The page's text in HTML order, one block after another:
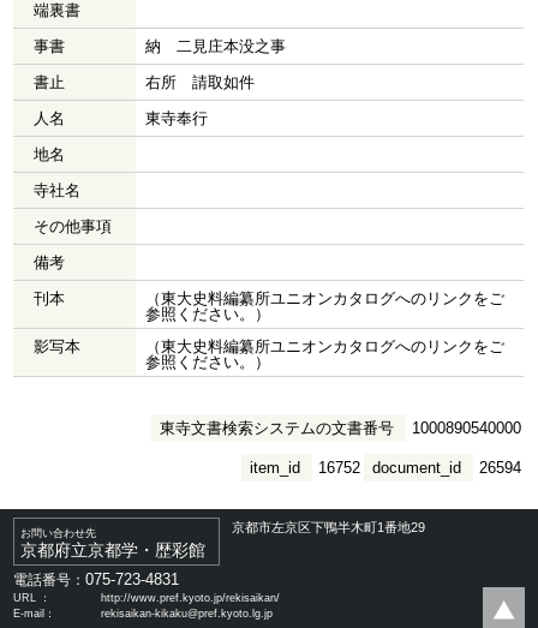
端裏書
事書
納 二見庄本没之事
書止
右所 請取如件
人名
東寺奉行
地名
寺社名
その他事項
備考
刊本
（東大史料編纂所ユニオンカタログへのリンクをご
参照ください。）
影写本
（東大史料編纂所ユニオンカタログへのリンクをご
参照ください。）
東寺文書検索システムの文書番号 1000890540000
document_id 26594
item_id 16752
お問い合わせ先
京都府立京都学・歴彩館
京都市左京区下鴨半木町1番地29
電話番号：075-723-4831
URL ：
http://www.pref.kyoto.jp/rekisaikan/
E-mail：
rekisaikan-kikaku@pref.kyoto.lg.jp